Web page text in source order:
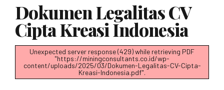
Dokumen Legalitas CV
Cipta Kreasi Indonesia
Unexpected server response (429) while retrieving PDF
"https://miningconsultants.co.id/wp-
content/uploads/2025/03/Dokumen-Legalitas-CV-Cipta-
Kreasi-Indonesia.pdf".